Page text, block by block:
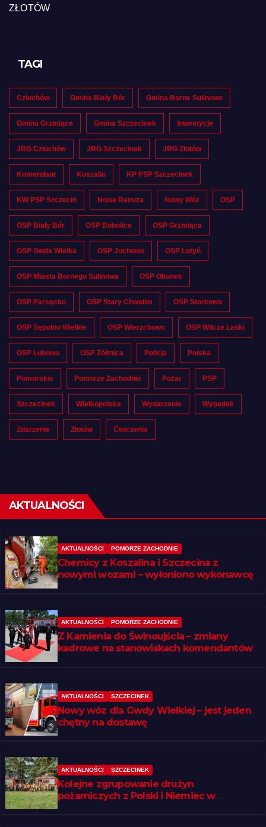
ZŁOTÓW
TAGI
Człuchów Gmina Biały Bór Gmina Borne Sulinowo
Gmina Grzmiąca Gmina Szczecinek Inwestycje
JRG Człuchów JRG Szczecinek JRG Złotów
Komendant Koszalin KP PSP Szczecinek
KW PSP Szczecin Nowa Remiza Nowy Wóz OSP
OSP Biały Bór OSP Bobolice OSP Grzmiąca
OSP Gwda Wielka OSP Juchowo OSP Lotyń
OSP Miasta Bornego Sulinowa OSP Okonek
OSP Parsęcko OSP Stary Chwalim OSP Storkowo
OSP Sępolno Wielkie OSP Wierzchowo OSP Wilcze Laski
OSP Łubowo OSP Żółtnica Policja Polska
Pomorskie Pomorze Zachodnie Pożar PSP
Szczecinek Wielkopolska Wydarzenie Wypadek
Zdarzenie Złotów Ćwiczenia
AKTUALNOŚCI
AKTUALNOŚCI POMORZE ZACHODNIE
Chemicy z Koszalina i Szczecina z
nowymi wozami – wyłoniono wykonawcę
AKTUALNOŚCI POMORZE ZACHODNIE
Z Kamienia do Świnoujścia – zmiany
kadrowe na stanowiskach komendantów
AKTUALNOŚCI SZCZECINEK
Nowy wóz dla Gwdy Wielkiej – jest jeden
chętny na dostawę
AKTUALNOŚCI SZCZECINEK
Kolejne zgrupowanie drużyn
pożarniczych z Polski i Niemiec w